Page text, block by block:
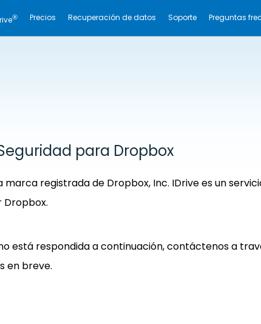
® Precios Recuperación de datos Soporte Preguntas
para Dropbox
marca registrada de Dropbox, Inc. IDrive es un
Dropbox.
está respondida a continuación, contáctenos a
en breve.